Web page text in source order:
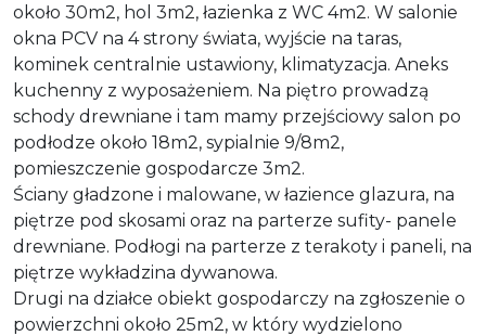
około 30m2, hol 3m2, łazienka z WC 4m2. W salonie
okna PCV na 4 strony świata, wyjście na taras,
kominek centralnie ustawiony, klimatyzacja. Aneks
kuchenny z wyposażeniem. Na piętro prowadzą
schody drewniane i tam mamy przejściowy salon po
podłodze około 18m2, sypialnie 9/8m2,
pomieszczenie gospodarcze 3m2.
Ściany gładzone i malowane, w łazience glazura, na
piętrze pod skosami oraz na parterze sufity- panele
drewniane. Podłogi na parterze z terakoty i paneli, na
piętrze wykładzina dywanowa.
Drugi na działce obiekt gospodarczy na zgłoszenie o
powierzchni około 25m2, w który wydzielono